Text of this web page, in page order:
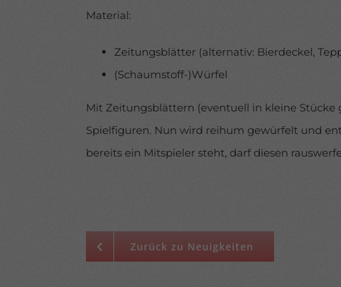
Material:
Zeitungsblätter (alternativ: Bierdeckel,
(Schaumstoff-)Würfel
Mit Zeitungsblättern (eventuell in kleine
Spielfiguren. Nun wird reihum gewürfelt und
bereits ein Mitspieler steht, darf diesen
Zurück zu Neuigkeiten